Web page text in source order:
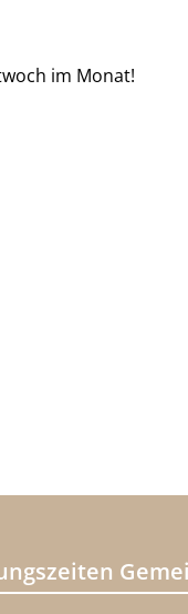
im Monat!